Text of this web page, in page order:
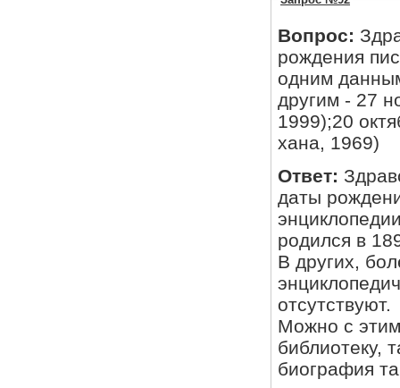
Вопрос:
рождения
одним
другим - 27
1999);20
хана, 1969)
Ответ:
даты
родился в
В других, более поздних,
отсутствуют.
Можно с
библиотеку,
биография